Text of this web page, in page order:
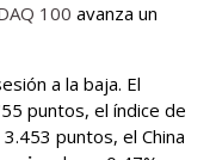
100 avanza un
a la baja. El
puntos, el índice de
puntos, el China